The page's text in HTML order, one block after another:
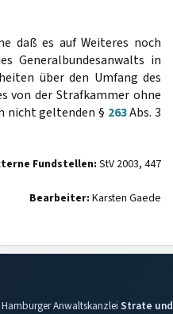
daß es auf Weiteres noch
Generalbundesanwalts in
über den Umfang des
von der Strafkammer ohne
nicht geltenden § 263Abs. 3
Fundstellen: StV 2003, 447
Bearbeiter: Karsten Gaede
Hamburger Anwaltskanzlei Strate und